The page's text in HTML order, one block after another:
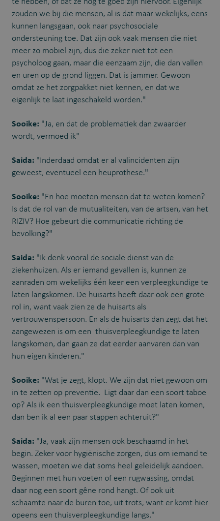
zouden we bij die mensen, al is dat maar wekelijks, eens
kunnen langsgaan, ook naar psychosociale
ondersteuning toe. Dat zijn ook vaak mensen die niet
meer zo mobiel zijn, dus die zeker niet tot een
psycholoog gaan, maar die eenzaam zijn, die dan vallen
en uren op de grond liggen. Dat is jammer. Gewoon
omdat ze het zorgpakket niet kennen, en dat we
eigenlijk te laat ingeschakeld worden."
Sooike: "Ja, en dat de problematiek dan zwaarder
wordt, vermoed ik"
Saida: "Inderdaad omdat er al valincidenten zijn
geweest, eventueel een heuprothese."
Sooike: "En hoe moeten mensen dat te weten komen?
Is dat de rol van de mutualiteiten, van de artsen, van het
RIZIV? Hoe gebeurt die communicatie richting de
bevolking?"
Saida: "Ik denk vooral de sociale dienst van de
ziekenhuizen. Als er iemand gevallen is, kunnen ze
aanraden om wekelijks één keer een verpleegkundige te
laten langskomen. De huisarts heeft daar ook een grote
rol in, want vaak zien ze de huisarts als
vertrouwenspersoon. En als de huisarts dan zegt dat het
aangewezen is om een thuisverpleegkundige te laten
langskomen, dan gaan ze dat eerder aanvaren dan van
hun eigen kinderen."
Sooike: "Wat je zegt, klopt. We zijn dat niet gewoon om
in te zetten op preventie. Ligt daar dan een soort taboe
op? Als ik een thuisverpleegkundige moet laten komen,
dan ben ik al een paar stappen achteruit?"
Saida: "Ja, vaak zijn mensen ook beschaamd in het
begin. Zeker voor hygiënische zorgen, dus om iemand te
wassen, moeten we dat soms heel geleidelijk aandoen.
Beginnen met hun voeten of een rugwassing, omdat
daar nog een soort gêne rond hangt. Of ook uit
schaamte naar de buren toe, uit trots, want er komt hier
opeens een thuisverpleegkundige langs."